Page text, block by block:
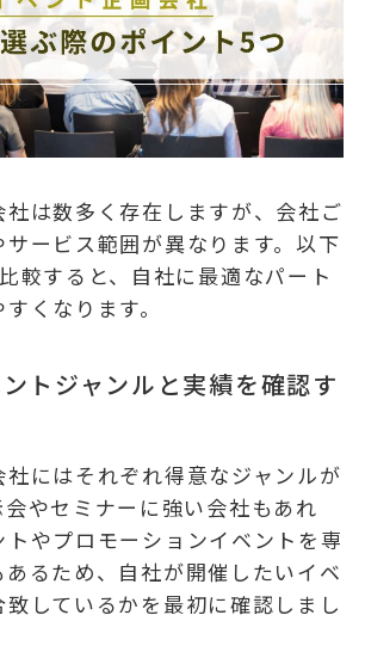
は数多く存在しますが、会社ご
サービス範囲が異なります。以下
較すると、自社に最適なパート
くなります。
トジャンルと実績を確認す
にはそれぞれ得意なジャンルが
会やセミナーに強い会社もあれ
やプロモーションイベントを専
るため、自社が開催したいイベ
致しているかを最初に確認しまし